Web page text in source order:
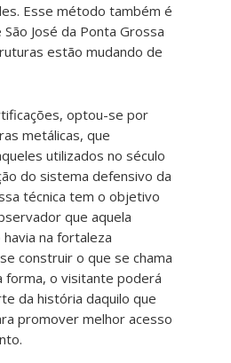
Esse método também é
José da Ponta Grossa
estão mudando de
optou-se por
metálicas, que
utilizados no século
do sistema defensivo da
técnica tem o objetivo
que aquela
na fortaleza
construir o que se chama
forma, o visitante poderá
da história daquilo que
promover melhor acesso